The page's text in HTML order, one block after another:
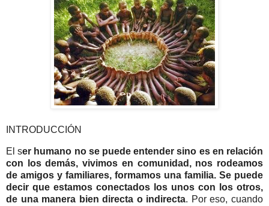
INTRODUCCIÓN
El ser humano no se puede entender sino es en relación
con los demás, vivimos en comunidad, nos rodeamos
de amigos y familiares, formamos una familia. Se puede
decir que estamos conectados los unos con los otros,
de una manera bien directa o indirecta. Por eso, cuando